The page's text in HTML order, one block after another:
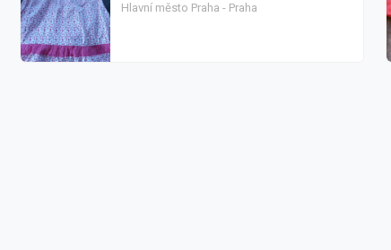
Hlavní město Praha - Praha